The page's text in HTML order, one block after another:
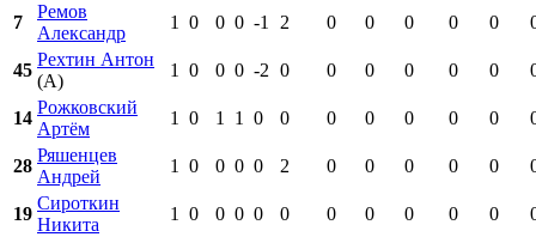
7
Ремов
Александр
1 0 0 0 -1 2 0 0 0 0 0
45
Рехтин Антон
(А)
1 0 0 0 -2 0 0 0 0 0 0
14
Рожковский
Артём
1 0 1 1 0 0 0 0 0 0 0
28
Ряшенцев
Андрей
1 0 0 0 0 2 0 0 0 0 0
19
Сироткин
Никита
1 0 0 0 0 0 0 0 0 0 0